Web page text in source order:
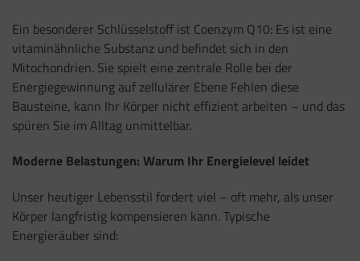
Ein besonderer Schlüsselstoff ist Coenzym Q10: Es ist eine
vitaminähnliche Substanz und befindet sich in den
Mitochondrien. Sie spielt eine zentrale Rolle bei der
Energiegewinnung auf zellulärer Ebene Fehlen diese
Bausteine, kann Ihr Körper nicht effizient arbeiten – und das
spüren Sie im Alltag unmittelbar.
Moderne Belastungen: Warum Ihr Energielevel leidet
Unser heutiger Lebensstil fordert viel – oft mehr, als unser
Körper langfristig kompensieren kann. Typische
Energieräuber sind: